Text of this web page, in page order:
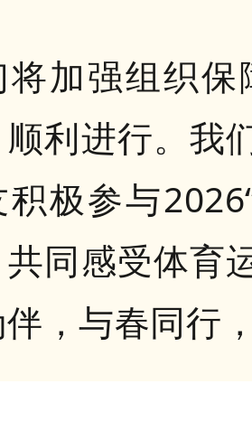
将加强组织
顺利进行。我
积极参与
同感受体育
，与春同行